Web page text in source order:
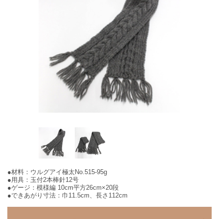
●材料：ウルグアイ極太No.515-95g
●用具：玉付2本棒針12号
●ゲージ：模様編 10cm平方26cm×20段
●できあがり寸法：巾11.5cm、長さ112cm